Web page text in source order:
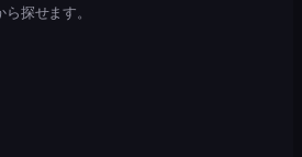
探せます。